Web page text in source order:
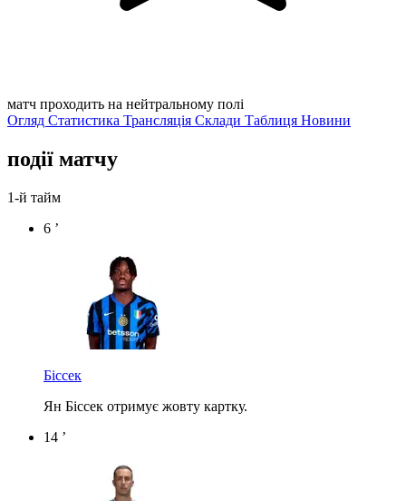
матч проходить на нейтральному полі
Огляд Статистика Трансляція Склади Таблиця Новини
події матчу
1-й тайм
6 ’
Біссек
Ян Біссек отримує жовту картку.
14 ’